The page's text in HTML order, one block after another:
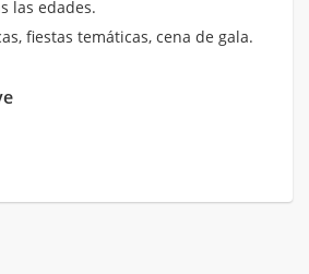
las edades.
fiestas temáticas, cena de gala.